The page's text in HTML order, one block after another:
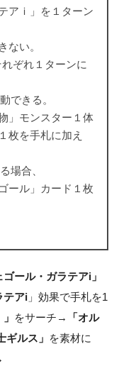
アｉ」を１ターン
ない。
ぞれ１ターンに
できる。
」モンスター１体
枚を手札に加え
場合、
ール」カード１枚
ゴール・ガラテアi」
テアi 」効果で手札を1
をサーチ→
「オル
ギルス」 を素材に